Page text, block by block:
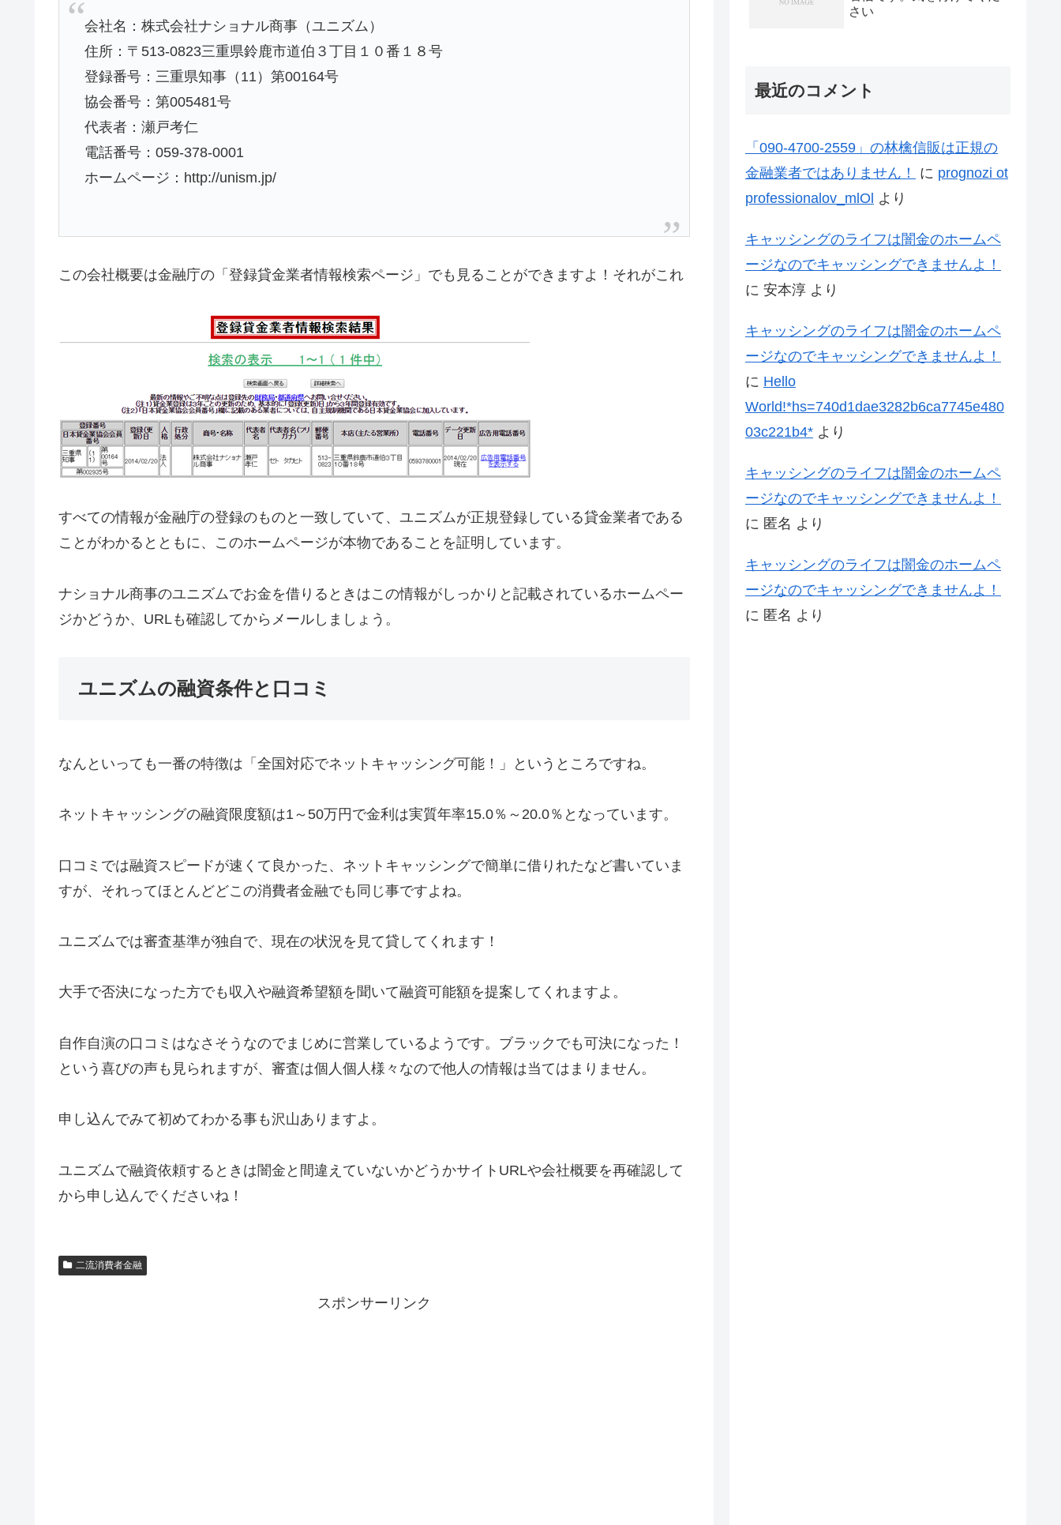
会社名：株式会社ナショナル商事（ユニズム）
住所：〒513-0823三重県鈴鹿市道伯３丁目１０番１８号
登録番号：三重県知事（11）第00164号
協会番号：第005481号
代表者：瀬戸考仁
電話番号：059-378-0001
ホームページ：http://unism.jp/
この会社概要は金融庁の「登録貸金業者情報検索ページ」でも見ることができますよ！それがこれ
すべての情報が金融庁の登録のものと一致していて、ユニズムが正規登録している貸金業者である
ことがわかるとともに、このホームページが本物であることを証明しています。
ナショナル商事のユニズムでお金を借りるときはこの情報がしっかりと記載されているホームペー
ジかどうか、URLも確認してからメールしましょう。
ユニズムの融資条件と口コミ
なんといっても一番の特徴は「全国対応でネットキャッシング可能！」というところですね。
ネットキャッシングの融資限度額は1～50万円で金利は実質年率15.0％～20.0％となっています。
口コミでは融資スピードが速くて良かった、ネットキャッシングで簡単に借りれたなど書いていま
すが、それってほとんどどこの消費者金融でも同じ事ですよね。
ユニズムでは審査基準が独自で、現在の状況を見て貸してくれます！
大手で否決になった方でも収入や融資希望額を聞いて融資可能額を提案してくれますよ。
自作自演の口コミはなさそうなのでまじめに営業しているようです。ブラックでも可決になった！
という喜びの声も見られますが、審査は個人個人様々なので他人の情報は当てはまりません。
申し込んでみて初めてわかる事も沢山ありますよ。
ユニズムで融資依頼するときは闇金と間違えていないかどうかサイトURLや会社概要を再確認して
から申し込んでくださいね！
二流消費者金融
スポンサーリンク
さい
最近のコメント
「090-4700-2559」の林檎信販は正規の
金融業者ではありません！
に prognozi ot
professionalov_mlOl より
キャッシングのライフは闇金のホームペ
ージなのでキャッシングできませんよ！
に 安本淳 より
キャッシングのライフは闇金のホームペ
ージなのでキャッシングできませんよ！
に Hello
World!*hs=740d1dae3282b6ca7745e480
03c221b4* より
キャッシングのライフは闇金のホームペ
ージなのでキャッシングできませんよ！
に 匿名 より
キャッシングのライフは闇金のホームペ
ージなのでキャッシングできませんよ！
に 匿名 より